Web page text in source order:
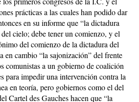
prácticas a las cuales han podido dar
en su informe que “la dictadura
cielo; debe tener un comienzo, y el
del comienzo de la dictadura del
en cambio “la sajonización” del frente
comunistas a un gobierno de coalición
para impedir una intervención contra la
en teoría, pero gobiernos como el del
Cartel des Gauches hacen que “la